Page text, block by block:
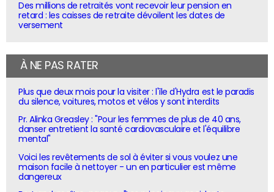
Des millions de retraités vont recevoir leur pension en
retard : les caisses de retraite dévoilent les dates de
versement
À NE PAS RATER
Plus que deux mois pour la visiter : l'île d'Hydra est le paradis
du silence, voitures, motos et vélos y sont interdits
Pr. Alinka Greasley : "Pour les femmes de plus de 40 ans,
danser entretient la santé cardiovasculaire et l'équilibre
mental"
Voici les revêtements de sol à éviter si vous voulez une
maison facile à nettoyer - un en particulier est même
dangereux